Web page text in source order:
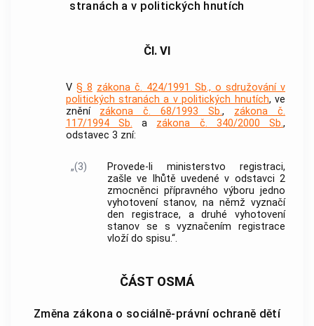
stranách a v politických hnutích
Čl. VI
V § 8 zákona č. 424/1991 Sb., o sdružování v
politických stranách a v politických hnutích, ve
znění zákona č. 68/1993 Sb., zákona č.
117/1994 Sb. a zákona č. 340/2000 Sb.,
odstavec 3 zní:
„(3)
Provede-li ministerstvo registraci,
zašle ve lhůtě uvedené v odstavci 2
zmocněnci přípravného výboru jedno
vyhotovení stanov, na němž vyznačí
den registrace, a druhé vyhotovení
stanov se s vyznačením registrace
vloží do spisu.“.
ČÁST OSMÁ
Změna zákona o sociálně-právní ochraně dětí